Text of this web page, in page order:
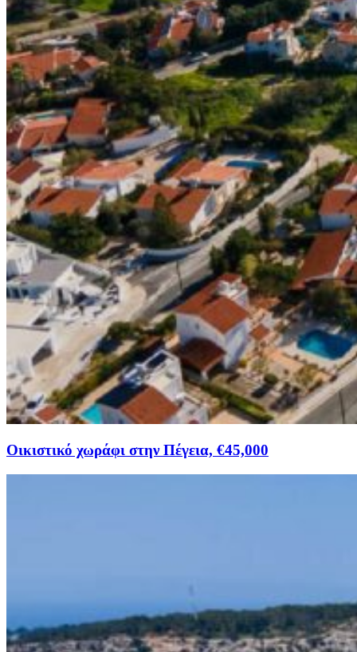
Οικιστικό χωράφι στην Πέγεια, €45,000